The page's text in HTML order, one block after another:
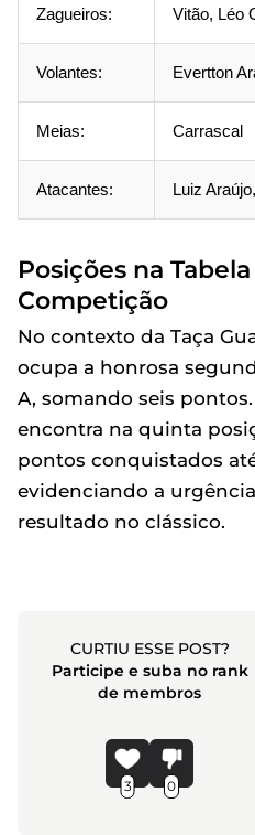
Zagueiros: Vitão, Léo
Volantes: Evertton
Meias: Carrascal
Atacantes: Luiz
Posições na
Competição
No contexto da Taça
ocupa a honrosa
A, somando seis
encontra na quinta
pontos conquistados
evidenciando a
resultado no clássico.
CURTIU ESSE POST?
Participe e suba no rank
de membros
3 0